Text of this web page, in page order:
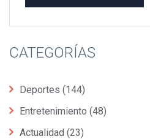
CATEGORÍAS
Deportes (144)
Entretenimiento (48)
Actualidad (23)